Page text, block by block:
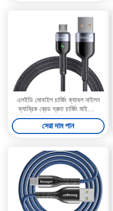
এলইডি মোবাইল চার্জিং ক্যাবল নাইলন
ফ্যাব্রিক ব্রেড দ্রুত চার্জিং মাইক্রো
ইউএসবি ডেটা ক্যাবল 0.5M 1M 2M
সেরা দাম পান